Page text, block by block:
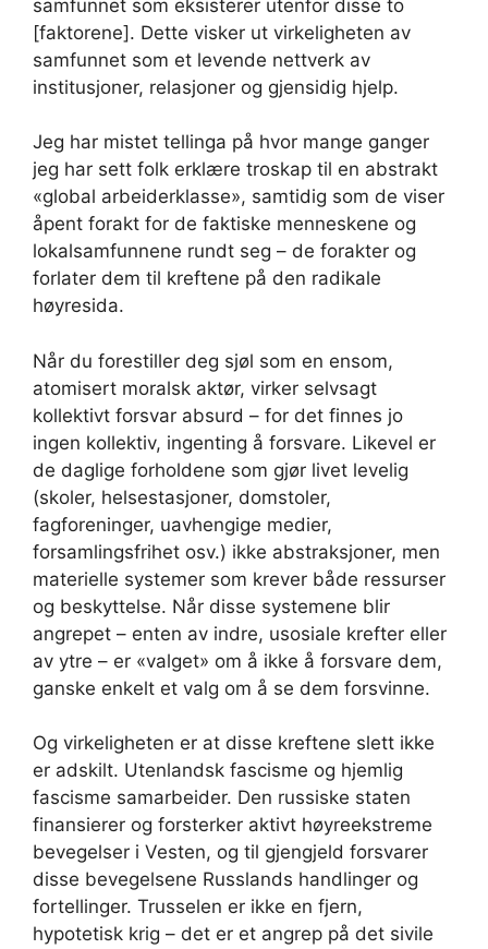
samfunnet som eksisterer utenfor disse to
[faktorene]. Dette visker ut virkeligheten av
samfunnet som et levende nettverk av
institusjoner, relasjoner og gjensidig hjelp.
Jeg har mistet tellinga på hvor mange ganger
jeg har sett folk erklære troskap til en abstrakt
«global arbeiderklasse», samtidig som de viser
åpent forakt for de faktiske menneskene og
lokalsamfunnene rundt seg – de forakter og
forlater dem til kreftene på den radikale
høyresida.
Når du forestiller deg sjøl som en ensom,
atomisert moralsk aktør, virker selvsagt
kollektivt forsvar absurd – for det finnes jo
ingen kollektiv, ingenting å forsvare. Likevel er
de daglige forholdene som gjør livet levelig
(skoler, helsestasjoner, domstoler,
fagforeninger, uavhengige medier,
forsamlingsfrihet osv.) ikke abstraksjoner, men
materielle systemer som krever både ressurser
og beskyttelse. Når disse systemene blir
angrepet – enten av indre, usosiale krefter eller
av ytre – er «valget» om å ikke å forsvare dem,
ganske enkelt et valg om å se dem forsvinne.
Og virkeligheten er at disse kreftene slett ikke
er adskilt. Utenlandsk fascisme og hjemlig
fascisme samarbeider. Den russiske staten
finansierer og forsterker aktivt høyreekstreme
bevegelser i Vesten, og til gjengjeld forsvarer
disse bevegelsene Russlands handlinger og
fortellinger. Trusselen er ikke en fjern,
hypotetisk krig – det er et angrep på det sivile